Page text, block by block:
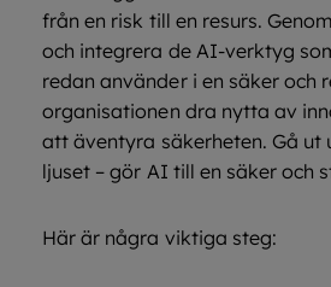
från en risk till en resurs.
och integrera de AI-verktyg
redan använder i en säker och
organisationen dra nytta av
att äventyra säkerheten. Gå ut
ljuset – gör AI till en säker och
Här är några viktiga steg: